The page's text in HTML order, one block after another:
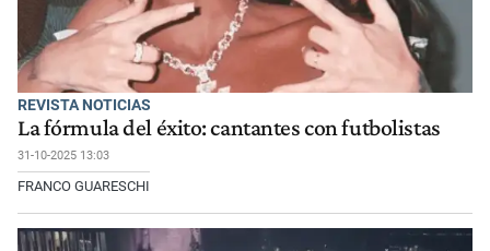
REVISTA NOTICIAS
La fórmula del éxito: cantantes con futbolistas
31-10-2025 13:03
FRANCO GUARESCHI